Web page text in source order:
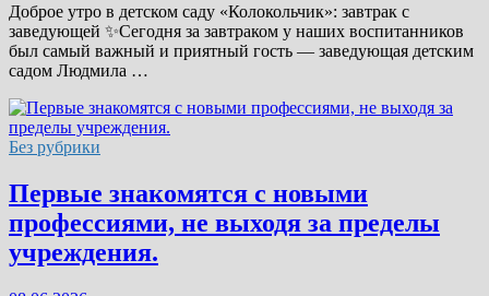
Доброе утро в детском саду «Колокольчик»: завтрак с
заведующей ✨Сегодня за завтраком у наших воспитанников
был самый важный и приятный гость — заведующая детским
садом Людмила …
Без рубрики
Первые знакомятся с новыми
профессиями, не выходя за пределы
учреждения.